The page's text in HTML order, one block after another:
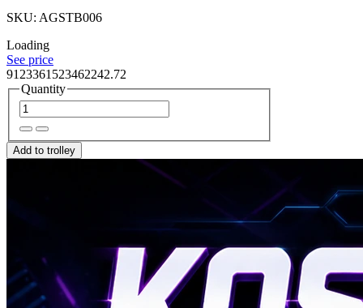
SKU: AGSTB006
Loading
See price
9123361523462242.72
Quantity
Add to trolley